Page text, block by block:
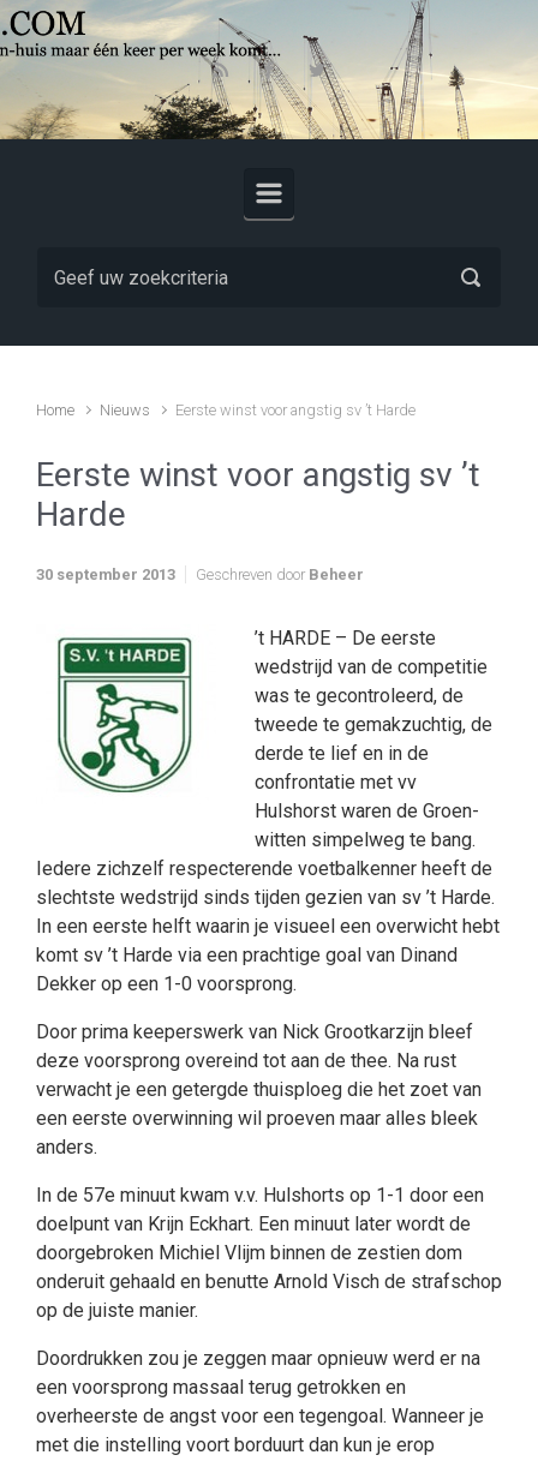
Skip to main content
Home Nieuws Eerste winst voor angstig sv ’t Harde
Eerste winst voor angstig sv ’t
Harde
30 september 2013 Geschreven door Beheer
’t HARDE – De eerste
wedstrijd van de competitie
was te gecontroleerd, de
tweede te gemakzuchtig, de
derde te lief en in de
confrontatie met vv
Hulshorst waren de Groen-
witten simpelweg te bang.
Iedere zichzelf respecterende voetbalkenner heeft de
slechtste wedstrijd sinds tijden gezien van sv ’t Harde.
In een eerste helft waarin je visueel een overwicht hebt
komt sv ’t Harde via een prachtige goal van Dinand
Dekker op een 1-0 voorsprong.
Door prima keeperswerk van Nick Grootkarzijn bleef
deze voorsprong overeind tot aan de thee. Na rust
verwacht je een getergde thuisploeg die het zoet van
een eerste overwinning wil proeven maar alles bleek
anders.
In de 57e minuut kwam v.v. Hulshorts op 1-1 door een
doelpunt van Krijn Eckhart. Een minuut later wordt de
doorgebroken Michiel Vlijm binnen de zestien dom
onderuit gehaald en benutte Arnold Visch de strafschop
op de juiste manier.
Doordrukken zou je zeggen maar opnieuw werd er na
een voorsprong massaal terug getrokken en
overheerste de angst voor een tegengoal. Wanneer je
met die instelling voort borduurt dan kun je erop